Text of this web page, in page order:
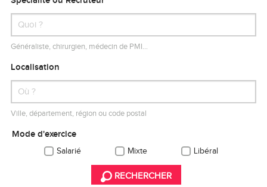
Généraliste, chirurgien, médecin de PMI…
Localisation
Ville, département, région ou code postal
Mode d'exercice
Salarié Mixte Libéral
RECHERCHER